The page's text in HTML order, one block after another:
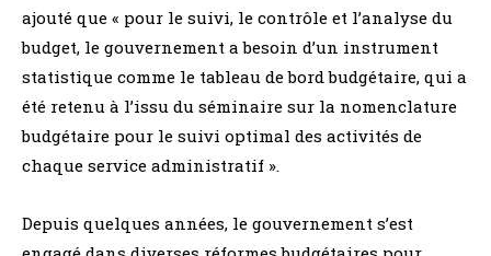
ajouté que « pour le suivi, le contrôle et l’analyse du
budget, le gouvernement a besoin d’un instrument
statistique comme le tableau de bord budgétaire, qui a
été retenu à l’issu du séminaire sur la nomenclature
budgétaire pour le suivi optimal des activités de
chaque service administratif ».
Depuis quelques années, le gouvernement s’est